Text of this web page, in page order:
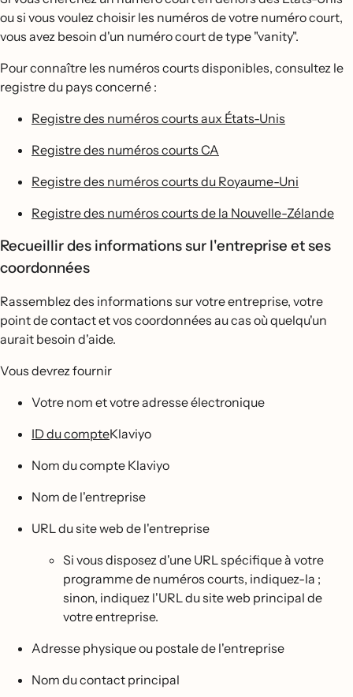
ou si vous voulez choisir les numéros de votre numéro court,
vous avez besoin d'un numéro court de type "vanity".
Pour connaître les numéros courts disponibles, consultez le
registre du pays concerné :
Registre des numéros courts aux États-Unis
Registre des numéros courts CA
Registre des numéros courts du Royaume-Uni
Registre des numéros courts de la Nouvelle-Zélande
Recueillir des informations sur l'entreprise et ses
coordonnées
Rassemblez des informations sur votre entreprise, votre
point de contact et vos coordonnées au cas où quelqu'un
aurait besoin d'aide.
Vous devrez fournir
Votre nom et votre adresse électronique
ID du compteKlaviyo
Nom du compte Klaviyo
Nom de l'entreprise
URL du site web de l'entreprise
Si vous disposez d'une URL spécifique à votre
programme de numéros courts, indiquez-la ;
sinon, indiquez l'URL du site web principal de
votre entreprise.
Adresse physique ou postale de l'entreprise
Nom du contact principal